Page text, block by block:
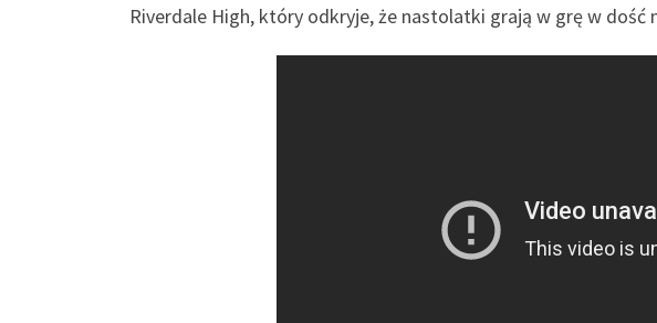
Riverdale High, który odkryje, że nastolatki grają w grę w dość